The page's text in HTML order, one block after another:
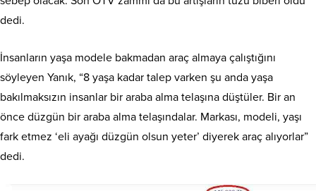
dedi.
İnsanların yaşa modele bakmadan araç almaya çalıştığını
söyleyen Yanık, “8 yaşa kadar talep varken şu anda yaşa
bakılmaksızın insanlar bir araba alma telaşına düştüler. Bir an
önce düzgün bir araba alma telaşındalar. Markası, modeli, yaşı
fark etmez ‘eli ayağı düzgün olsun yeter’ diyerek araç alıyorlar”
dedi.